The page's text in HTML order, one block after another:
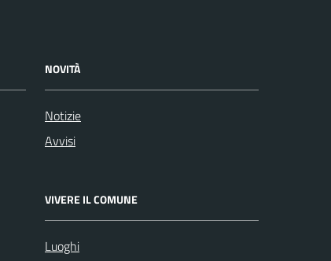
NOVITÀ
Notizie
Avvisi
VIVERE IL COMUNE
Luoghi